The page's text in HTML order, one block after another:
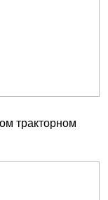
тракторном